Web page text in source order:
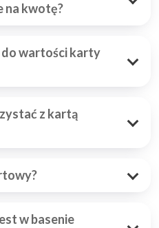
na kwotę?
do wartości karty
z kartą
w basenie